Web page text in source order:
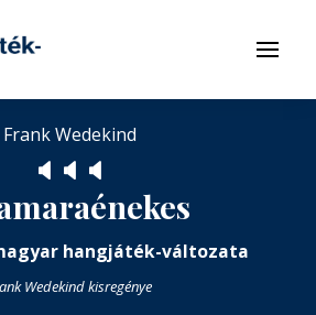
Menü
Frank Wedekind
🔈 🔈 🔈
hangjáték-változata
Wedekind kisregénye